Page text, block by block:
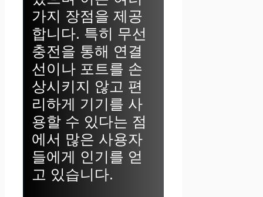
가지 장점을 제공
합니다. 특히 무선
충전을 통해 연결
선이나 포트를 손
상시키지 않고 편
리하게 기기를 사
용할 수 있다는 점
에서 많은 사용자
들에게 인기를 얻
고 있습니다.